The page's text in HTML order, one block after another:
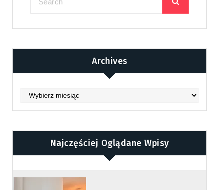
Archives
Archives
Najczęściej Oglądane Wpisy